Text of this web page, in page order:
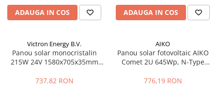
Cabluri semnalizare si control
ecranate
Dulapuri metalice
Materiale instalatii si montaj
ADAUGA IN COS ADAUGA IN COS
Victron Energy B.V.
Panou solar monocristalin
215W 24V 1580x705x35mm
737,82 RON
AIKO
Panou solar fotovoltaic AIKO
Comet 2U 645Wp, N-Type
776,19 RON